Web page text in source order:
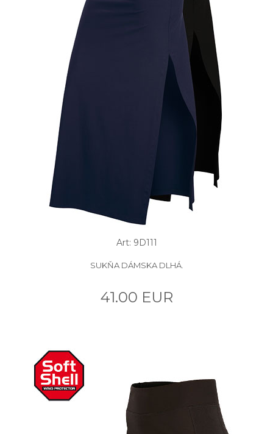
Art: 9D111
SUKŇA DÁMSKA DLHÁ.
41.00 EUR